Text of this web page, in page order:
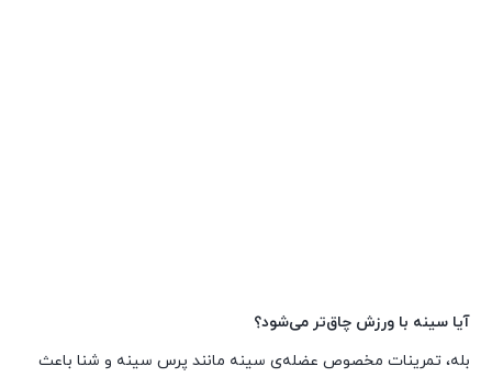
آیا سینه با ورزش چاق‌تر می‌شود؟
بله، تمرینات مخصوص عضله‌ی سینه مانند پرس سینه و شنا باعث